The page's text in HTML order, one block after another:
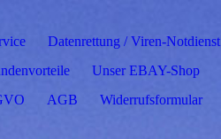
Datenrettung / Viren-Notdienst
Unser EBAY-Shop
AGB Widerrufsformular